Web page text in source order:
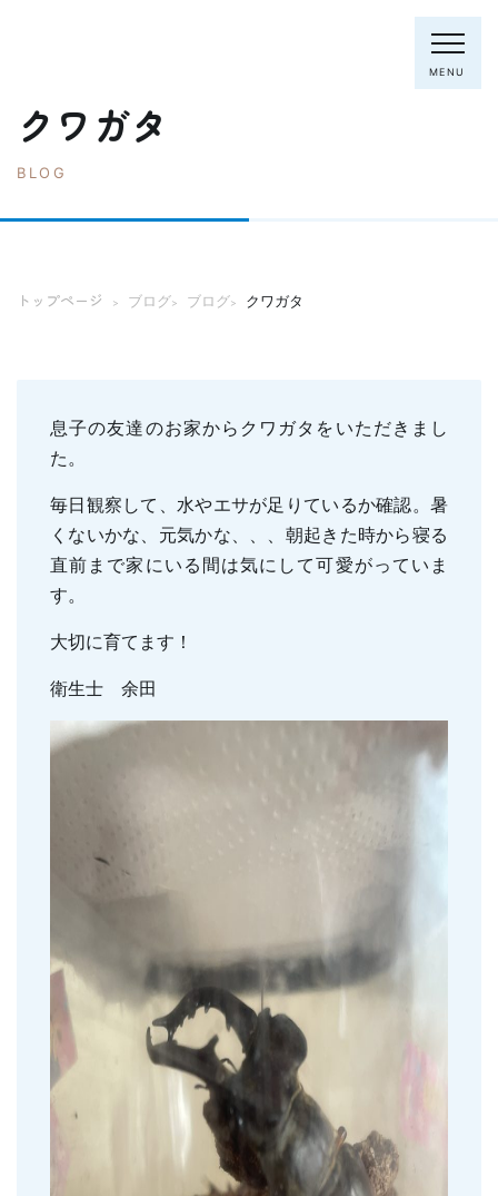
MENU
電話：0795-82-8281
歯周病の治療
小児の筋機能療法(MFT)
訪問口腔ケア
歯列矯正(主に成人)
親知らずの抜歯
顎関節症
地図・診療時間
クワガタ
BLOG
トップページ > ブログ> ブログ> クワガタ
息子の友達のお家からクワガタをいただきまし
た。
毎日観察して、水やエサが足りているか確認。暑
くないかな、元気かな、、、朝起きた時から寝る
直前まで家にいる間は気にして可愛がっていま
す。
大切に育てます！
衛生士 余田